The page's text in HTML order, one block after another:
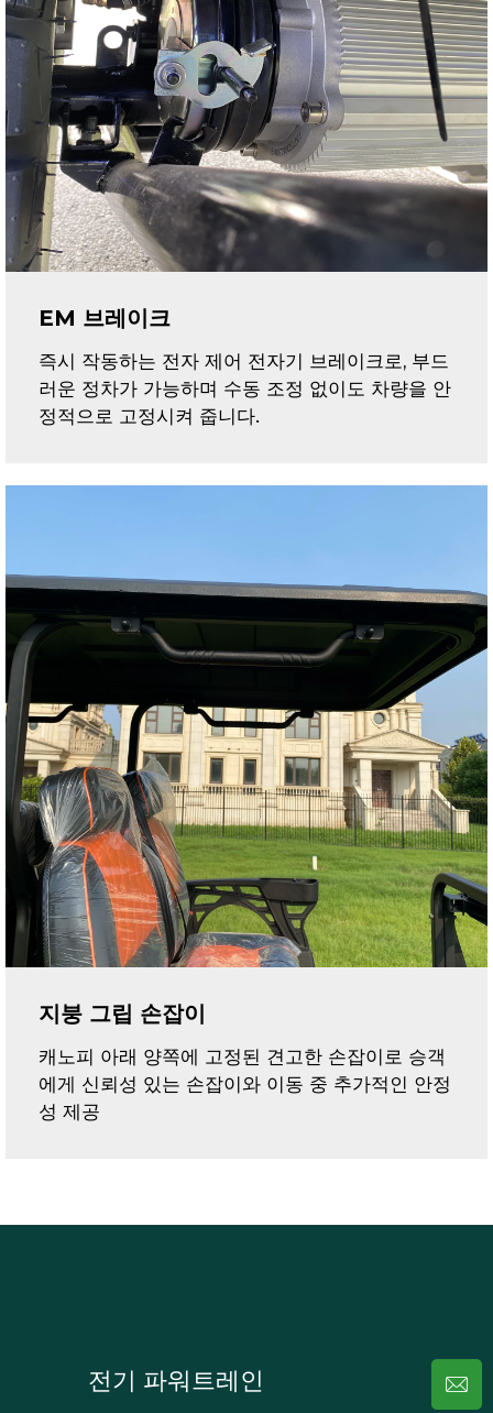
EM 브레이크
즉시 작동하는 전자 제어 전자기 브레이크로, 부드
러운 정차가 가능하며 수동 조정 없이도 차량을 안
정적으로 고정시켜 줍니다.
지붕 그립 손잡이
캐노피 아래 양쪽에 고정된 견고한 손잡이로 승객
에게 신뢰성 있는 손잡이와 이동 중 추가적인 안정
성 제공
전기 파워트레인